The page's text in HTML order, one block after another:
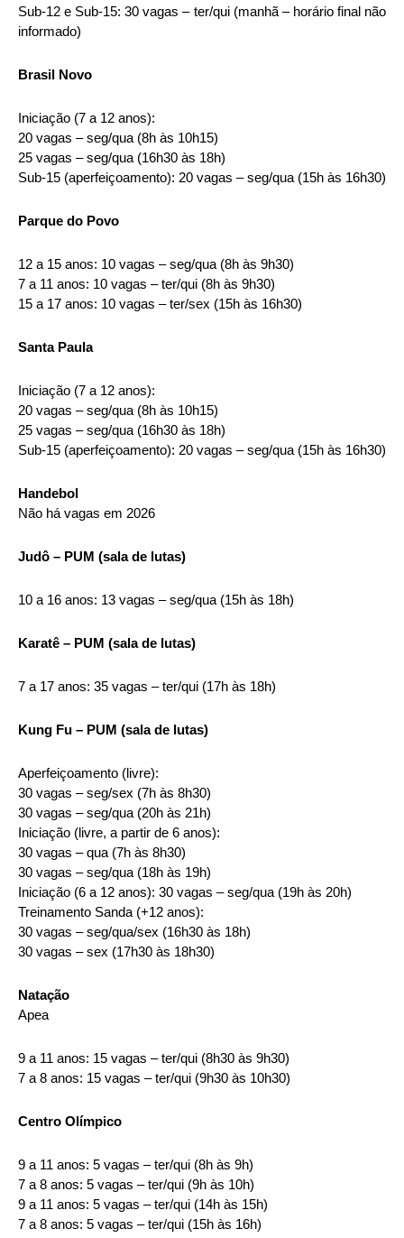
Sub-12 e Sub-15: 30 vagas – ter/qui (manhã – horário final não
informado)
Brasil Novo
Iniciação (7 a 12 anos):
20 vagas – seg/qua (8h às 10h15)
25 vagas – seg/qua (16h30 às 18h)
Sub-15 (aperfeiçoamento): 20 vagas – seg/qua (15h às 16h30)
Parque do Povo
12 a 15 anos: 10 vagas – seg/qua (8h às 9h30)
7 a 11 anos: 10 vagas – ter/qui (8h às 9h30)
15 a 17 anos: 10 vagas – ter/sex (15h às 16h30)
Santa Paula
Iniciação (7 a 12 anos):
20 vagas – seg/qua (8h às 10h15)
25 vagas – seg/qua (16h30 às 18h)
Sub-15 (aperfeiçoamento): 20 vagas – seg/qua (15h às 16h30)
Handebol
Não há vagas em 2026
Judô – PUM (sala de lutas)
10 a 16 anos: 13 vagas – seg/qua (15h às 18h)
Karatê – PUM (sala de lutas)
7 a 17 anos: 35 vagas – ter/qui (17h às 18h)
Kung Fu – PUM (sala de lutas)
Aperfeiçoamento (livre):
30 vagas – seg/sex (7h às 8h30)
30 vagas – seg/qua (20h às 21h)
Iniciação (livre, a partir de 6 anos):
30 vagas – qua (7h às 8h30)
30 vagas – seg/qua (18h às 19h)
Iniciação (6 a 12 anos): 30 vagas – seg/qua (19h às 20h)
Treinamento Sanda (+12 anos):
30 vagas – seg/qua/sex (16h30 às 18h)
30 vagas – sex (17h30 às 18h30)
Natação
Apea
9 a 11 anos: 15 vagas – ter/qui (8h30 às 9h30)
7 a 8 anos: 15 vagas – ter/qui (9h30 às 10h30)
Centro Olímpico
9 a 11 anos: 5 vagas – ter/qui (8h às 9h)
7 a 8 anos: 5 vagas – ter/qui (9h às 10h)
9 a 11 anos: 5 vagas – ter/qui (14h às 15h)
7 a 8 anos: 5 vagas – ter/qui (15h às 16h)